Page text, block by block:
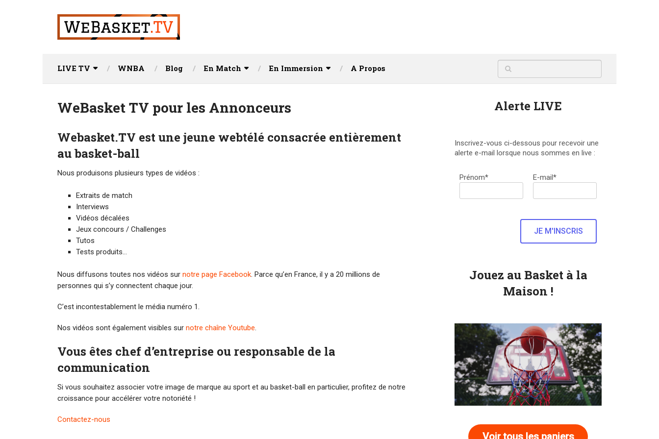
LIVE TV WNBA Blog En Match En Immersion A Propos
WeBasket TV pour les Annonceurs
Webasket.TV est une jeune webtélé consacrée entièrement
au basket-ball
Nous produisons plusieurs types de vidéos :
Extraits de match
Interviews
Vidéos décalées
Jeux concours / Challenges
Tutos
Tests produits…
Nous diffusons toutes nos vidéos sur notre page Facebook. Parce qu’en France, il y a 20 millions de
personnes qui s’y connectent chaque jour.
C’est incontestablement le média numéro 1.
Nos vidéos sont également visibles sur notre chaîne Youtube.
Vous êtes chef d’entreprise ou responsable de la
communication
Si vous souhaitez associer votre image de marque au sport et au basket-ball en particulier, profitez de notre
croissance pour accélérer votre notoriété !
Contactez-nous
Alerte LIVE
Inscrivez-vous ci-dessous pour recevoir une
alerte e-mail lorsque nous sommes en live :
Prénom* E-mail*
Jouez au Basket à la
Maison !
Voir tous les paniers